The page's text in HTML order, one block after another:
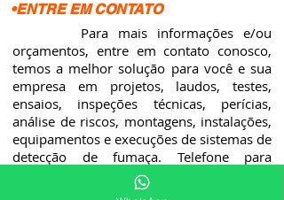
•ENTRE EM CONTATO
Para mais informações e/ou
orçamentos, entre em contato conosco,
temos a melhor solução para você e sua
empresa em projetos, laudos, testes,
ensaios, inspeções técnicas, perícias,
análise de riscos, montagens, instalações,
equipamentos e execuções de sistemas de
detecção de fumaça. Telefone para
(47) 9.9929-9050